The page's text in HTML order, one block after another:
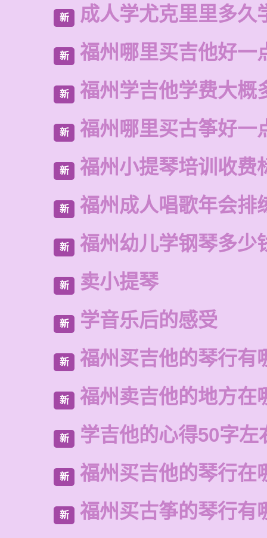
新 成人学尤克里里多久
新 福州哪里买吉他好一
新 福州学吉他学费大概
新 福州哪里买古筝好一
新 福州小提琴培训收费
新 福州成人唱歌年会排
新 福州幼儿学钢琴多少
新 卖小提琴
新 学音乐后的感受
新 福州买吉他的琴行有
新 福州卖吉他的地方在
新 学吉他的心得50字左
新 福州买吉他的琴行在
新 福州买古筝的琴行有